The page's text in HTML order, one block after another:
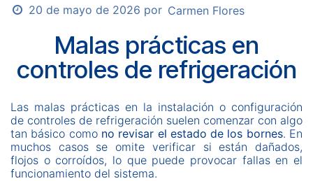
20 de mayo de 2026 por Carmen Flores
Malas prácticas en
controles de refrigeración
Las malas prácticas en la instalación o configuración
de controles de refrigeración suelen comenzar con algo
tan básico como no revisar el estado de los bornes. En
muchos casos se omite verificar si están dañados,
flojos o corroídos, lo que puede provocar fallas en el
funcionamiento del sistema.